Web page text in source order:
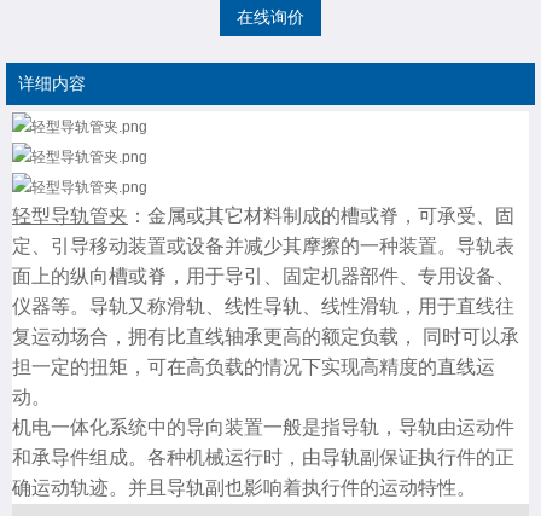
在线询价
详细内容
轻型导轨管夹 ：金属或其它材料制成的槽或脊，可承受、固
定、引导移动装置或设备并减少其摩擦的一种装置。导轨表
面上的纵向槽或脊，用于导引、固定机器部件、专用设备、
仪器等。导轨又称滑轨、线性导轨、线性滑轨，用于直线往
复运动场合，拥有比直线轴承更高的额定负载， 同时可以承
担一定的扭矩，可在高负载的情况下实现高精度的直线运
动。
机电一体化系统中的导向装置一般是指导轨，导轨由运动件
和承导件组成。各种机械运行时，由导轨副保证执行件的正
确运动轨迹。并且导轨副也影响着执行件的运动特性。